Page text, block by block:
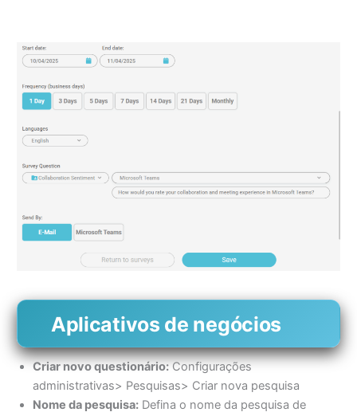
Aplicativos de negócios
Criar novo questionário:Configurações
administrativas> Pesquisas> Criar nova pesquisa
Nome da pesquisa:Defina o nome da pesquisa de